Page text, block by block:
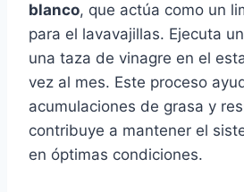
blanco, que actúa como un
para el lavavajillas. Ejecuta
una taza de vinagre en el
vez al mes. Este proceso
acumulaciones de grasa y
contribuye a mantener el
en óptimas condiciones.